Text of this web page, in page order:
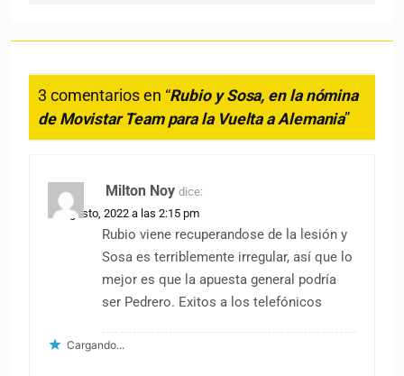
3 comentarios en “Rubio y Sosa, en la nómina
de Movistar Team para la Vuelta a Alemania”
Milton Noy dice:
22 agosto, 2022 a las 2:15 pm
Rubio viene recuperandose de la lesión y
Sosa es terriblemente irregular, así que lo
mejor es que la apuesta general podría
ser Pedrero. Exitos a los telefónicos
Cargando...